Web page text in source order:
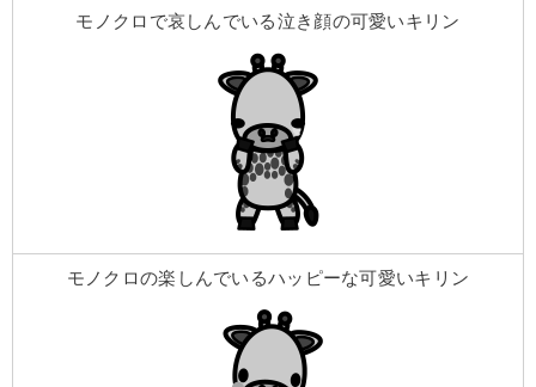
モノクロで哀しんでいる泣き顔の可愛いキリン
モノクロの楽しんでいるハッピーな可愛いキリン